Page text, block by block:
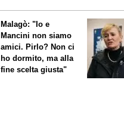
Malagò: "Io e
Mancini non siamo
amici. Pirlo? Non ci
ho dormito, ma alla
fine scelta giusta"